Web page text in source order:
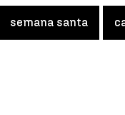
semana santa